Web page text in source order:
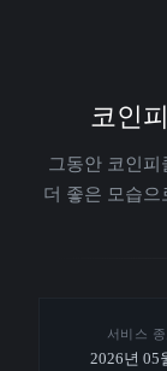
코인
그동안 코인
더 좋은 모습
서비스 종
2026년 05